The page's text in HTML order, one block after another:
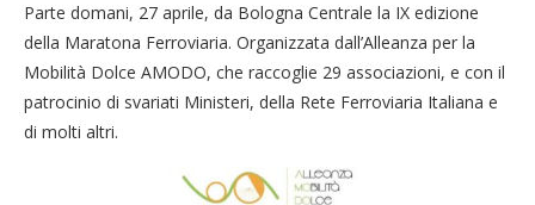
Parte domani, 27 aprile, da Bologna Centrale la IX edizione
della Maratona Ferroviaria. Organizzata dall’Alleanza per la
Mobilità Dolce AMODO, che raccoglie 29 associazioni, e con il
patrocinio di svariati Ministeri, della Rete Ferroviaria Italiana e
di molti altri.